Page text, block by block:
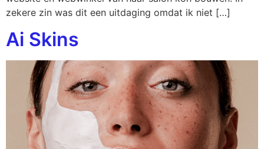
zekere zin was dit een uitdaging omdat ik niet […]
Ai Skins